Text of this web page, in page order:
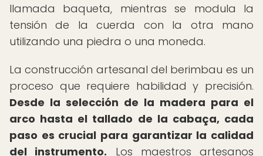
llamada baqueta, mientras se modula la
tensión de la cuerda con la otra mano
utilizando una piedra o una moneda.
La construcción artesanal del berimbau es un
proceso que requiere habilidad y precisión.
Desde la selección de la madera para el
arco hasta el tallado de la cabaça, cada
paso es crucial para garantizar la calidad
del instrumento. Los maestros artesanos